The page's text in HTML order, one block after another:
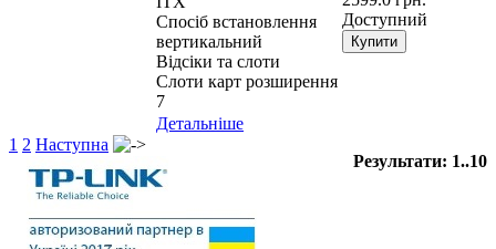
Спосіб встановлення
вертикальний
Відсіки та слоти
Слоти карт розширення
7
Доступний
Купити
Детальніше
1 2 Наступна
Результати: 1..10